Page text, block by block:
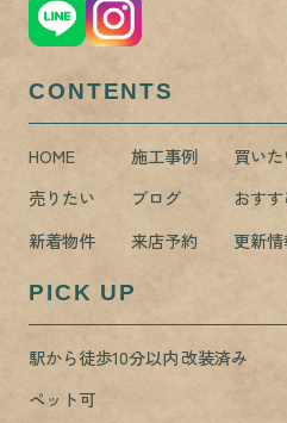
CONTENTS
HOME 施工事例 買い
売りたい
ブログ おす
新着物件
来店予約 更新
PICK UP
駅から徒歩10分以内改装済み
ペット可